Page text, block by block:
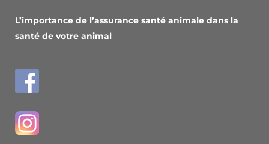
L’importance de l’assurance santé animale dans la
santé de votre animal